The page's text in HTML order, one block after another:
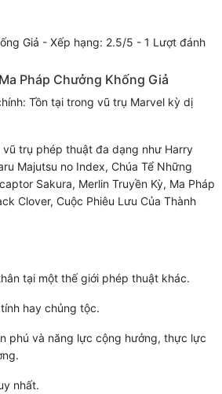
Giả - Xếp hạng: 2.5/5 - 1 Lượt đánh
Pháp Chưởng Khống Giả
Tồn tại trong vũ trụ Marvel kỳ dị
trụ phép thuật đa dạng như Harry
Majutsu no Index, Chúa Tể Những
Sakura, Merlin Truyền Kỳ, Ma Pháp
Clover, Cuộc Phiêu Lưu Của Thành
tại một thế giới phép thuật khác.
hay chủng tộc.
phú và năng lực cộng hưởng, thực lực
nhất.